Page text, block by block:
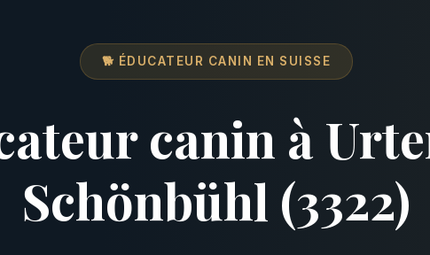
🐕 ÉDUCATEUR CANIN EN SUISSE
canin à
Schönbühl (3322)